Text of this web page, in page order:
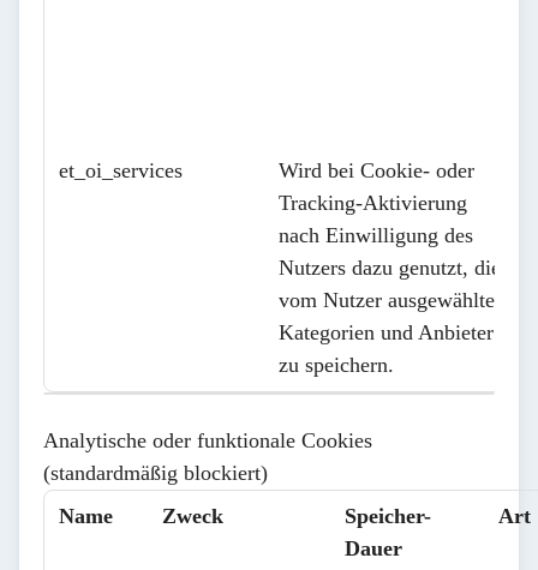
et_oi_services
Wird bei Cookie- oder
Tracking-Aktivierung
nach Einwilligung des
Nutzers dazu genutzt, die
vom Nutzer ausgewählten
Kategorien und Anbieter
zu speichern.
Analytische oder funktionale Cookies
(standardmäßig blockiert)
Name
Zweck
Speicher-
Dauer
Art